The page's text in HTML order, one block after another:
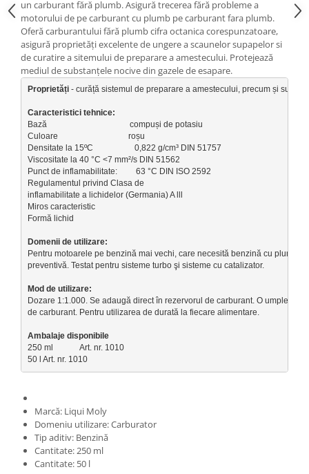
Suporti si placi prindere
un carburant fără plumb. Asigură trecerea fără probleme a
motorului de pe carburant cu plumb pe carburant fara plumb.
Oferă carburantului fără plumb cifra octanica corespunzatoare,
asigură proprietăţi excelente de ungere a scaunelor supapelor si
de curatire a sitemului de preparare a amestecului. Protejează
mediul de substanţele nocive din gazele de esapare.
Proprietăți - curăță sistemul de preparare a amestecului, precum și
Caracteristici tehnice:
Bază                                        compuși de potasiu
Viscositate la 40 °C <7 mm²/s DIN 51562
Punct de inflamabilitate:         63 °C DIN ISO 2592
Regulamentul privind Clasa de
Miros caracteristic
Formă lichid
Domenii de utilizare:
Pentru motoarele pe benzină mai vechi, care necesită benzină cu plumb
preventivă. Testat pentru sisteme turbo şi sisteme cu catalizator.
Dozare 1:1.000. Se adaugă direct în rezervorul de carburant. O umplere
de carburant. Pentru utilizarea de durată la fiecare alimentare.
Ambalaje disponibile
250 ml             Art. nr. 1010
50 l Art. nr. 1010
Marcă: Liqui Moly
Domeniu utilizare: Carburator
Tip aditiv: Benzină
Cantitate: 250 ml
Cantitate: 50 l